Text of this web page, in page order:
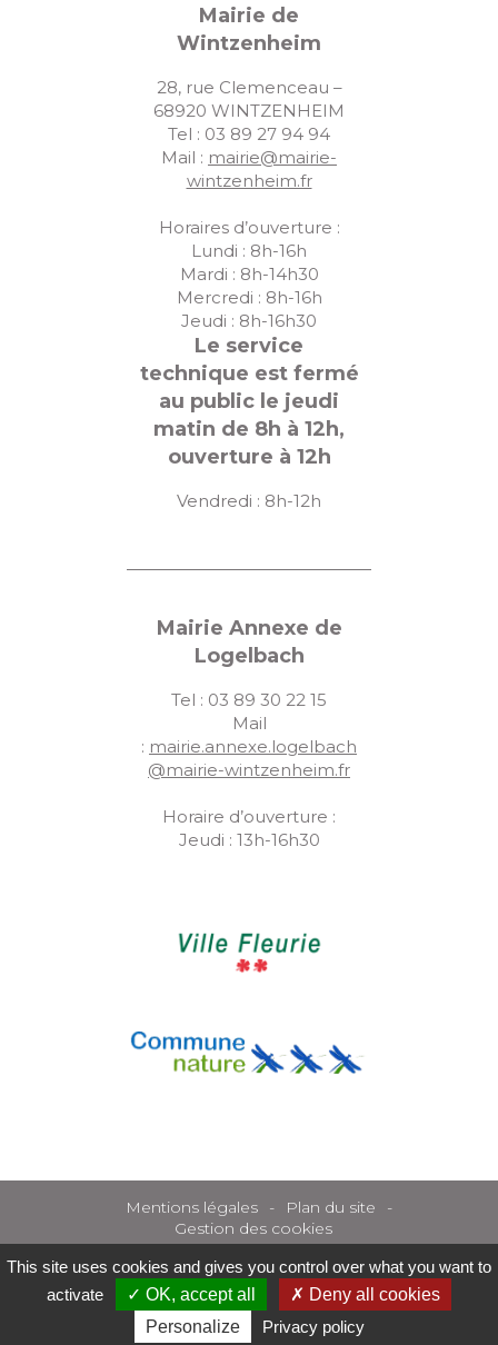
Mairie de
Wintzenheim
28, rue Clemenceau –
68920 WINTZENHEIM
Tel : 03 89 27 94 94
Mail : mairie@mairie-
wintzenheim.fr
Horaires d’ouverture :
Lundi : 8h-16h
Mardi : 8h-14h30
Mercredi : 8h-16h
Jeudi : 8h-16h30
Le service
technique est fermé
au public le jeudi
matin de 8h à 12h,
ouverture à 12h
Vendredi : 8h-12h
Mairie Annexe de
Logelbach
Tel : 03 89 30 22 15
Mail
: mairie.annexe.logelbach
@mairie-wintzenheim.fr
Horaire d’ouverture :
Jeudi : 13h-16h30
Mentions légales
Plan du site
Gestion des cookies
This site uses cookies and gives you control over what you want to
activate
OK, accept all
Deny all cookies
Personalize
Privacy policy